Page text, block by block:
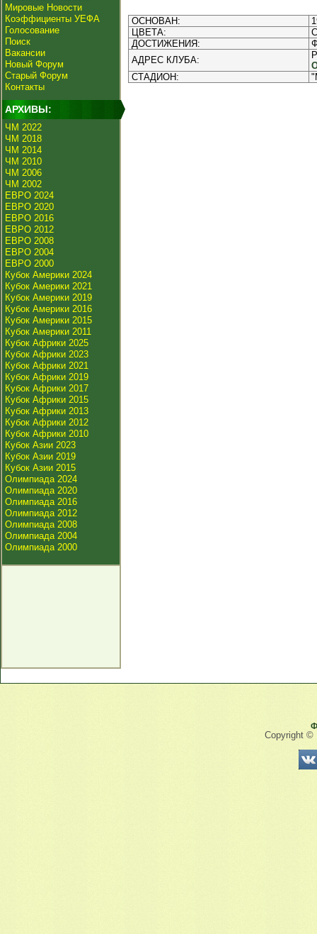
Мировые Новости
Коэффициенты УЕФА
Голосование
Поиск
Вакансии
Новый Форум
Старый Форум
Контакты
АРХИВЫ:
ЧМ 2022
ЧМ 2018
ЧМ 2014
ЧМ 2010
ЧМ 2006
ЧМ 2002
ЕВРО 2024
ЕВРО 2020
ЕВРО 2016
ЕВРО 2012
ЕВРО 2008
ЕВРО 2004
ЕВРО 2000
Кубок Америки 2024
Кубок Америки 2021
Кубок Америки 2019
Кубок Америки 2016
Кубок Америки 2015
Кубок Америки 2011
Кубок Африки 2025
Кубок Африки 2023
Кубок Африки 2021
Кубок Африки 2019
Кубок Африки 2017
Кубок Африки 2015
Кубок Африки 2013
Кубок Африки 2012
Кубок Африки 2010
Кубок Азии 2023
Кубок Азии 2019
Кубок Азии 2015
Олимпиада 2024
Олимпиада 2020
Олимпиада 2016
Олимпиада 2012
Олимпиада 2008
Олимпиада 2004
Олимпиада 2000
ОСНОВАН:
ЦВЕТА:
ДОСТИЖЕНИЯ:
АДРЕС КЛУБА:
СТАДИОН:
Copyright ©